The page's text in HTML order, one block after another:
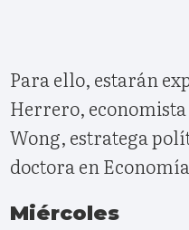
Para ello, estarán
Herrero,
Wong, estratega
doctora en
Miércoles